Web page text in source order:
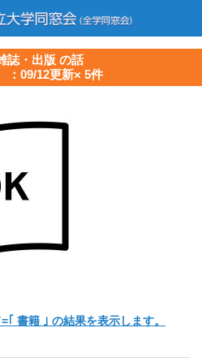
誌・出版 の話
新× 5件
｢ 書籍 ｣ の結果を表示します。